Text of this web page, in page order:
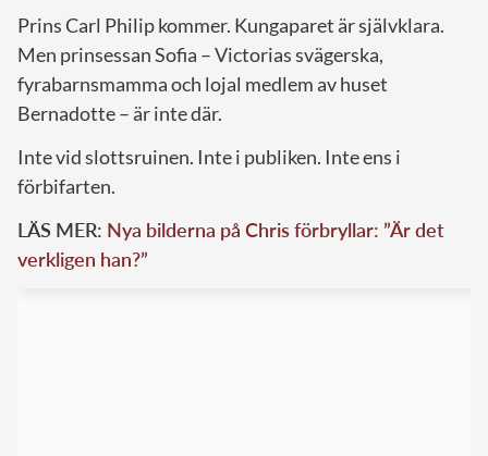
Prins Carl Philip kommer. Kungaparet är självklara.
Men prinsessan Sofia – Victorias svägerska,
fyrabarnsmamma och lojal medlem av huset
Bernadotte – är inte där.
Inte vid slottsruinen. Inte i publiken. Inte ens i
förbifarten.
LÄS MER: Nya bilderna på Chris förbryllar: ”Är det
verkligen han?”